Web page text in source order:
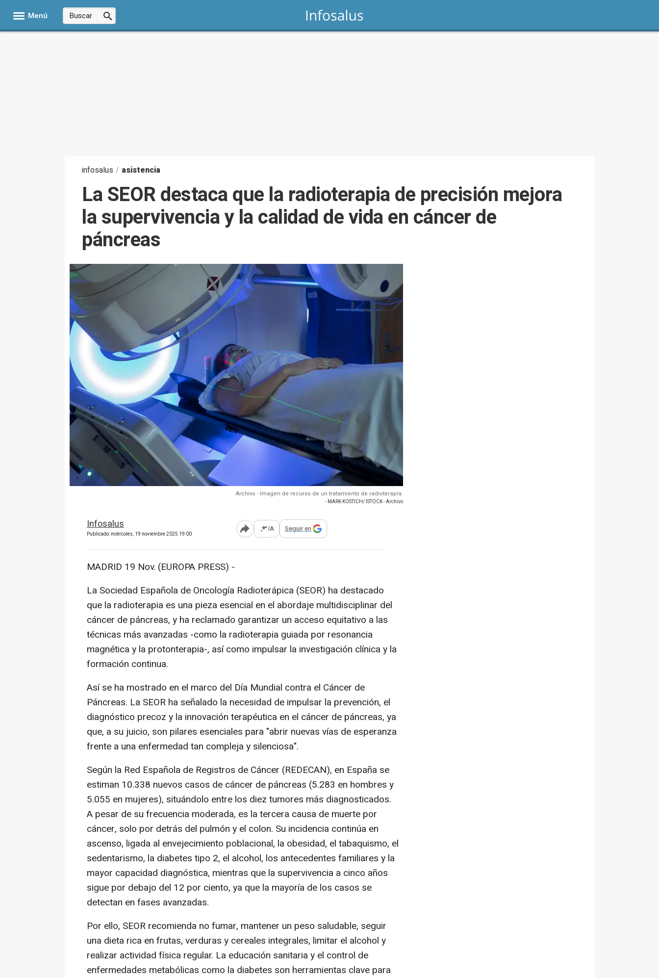
Menú
infosalus / asistencia
La SEOR destaca que la radioterapia de precisión mejora
la supervivencia y la calidad de vida en cáncer de
páncreas
Archivo - Imagen de recurso de un tratamiento de radioterapía.
- MARK KOSTICH/ ISTOCK - Archivo
Infosalus
Publicado: miércoles, 19 noviembre 2025 19:00 Abrir opciones para compartir
IA Seguir en
MADRID 19 Nov. (EUROPA PRESS) -
La Sociedad Española de Oncología Radioterápica (SEOR) ha destacado
que la radioterapia es una pieza esencial en el abordaje multidisciplinar del
cáncer de páncreas, y ha reclamado garantizar un acceso equitativo a las
técnicas más avanzadas -como la radioterapia guiada por resonancia
magnética y la protonterapia-, así como impulsar la investigación clínica y la
formación continua.
Así se ha mostrado en el marco del Día Mundial contra el Cáncer de
Páncreas. La SEOR ha señalado la necesidad de impulsar la prevención, el
diagnóstico precoz y la innovación terapéutica en el cáncer de páncreas, ya
que, a su juicio, son pilares esenciales para "abrir nuevas vías de esperanza
frente a una enfermedad tan compleja y silenciosa".
Según la Red Española de Registros de Cáncer (REDECAN), en España se
estiman 10.338 nuevos casos de cáncer de páncreas (5.283 en hombres y
5.055 en mujeres), situándolo entre los diez tumores más diagnosticados.
A pesar de su frecuencia moderada, es la tercera causa de muerte por
cáncer, solo por detrás del pulmón y el colon. Su incidencia continúa en
ascenso, ligada al envejecimiento poblacional, la obesidad, el tabaquismo, el
sedentarismo, la diabetes tipo 2, el alcohol, los antecedentes familiares y la
mayor capacidad diagnóstica, mientras que la supervivencia a cinco años
sigue por debajo del 12 por ciento, ya que la mayoría de los casos se
detectan en fases avanzadas.
Por ello, SEOR recomienda no fumar, mantener un peso saludable, seguir
una dieta rica en frutas, verduras y cereales integrales, limitar el alcohol y
realizar actividad física regular. La educación sanitaria y el control de
enfermedades metabólicas como la diabetes son herramientas clave para